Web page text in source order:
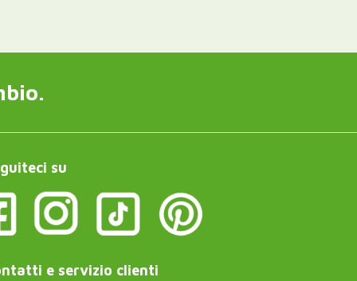
su
e servizio clienti